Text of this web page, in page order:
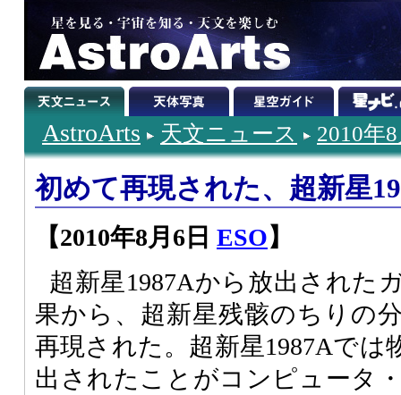
AstroArts 天文ニュース 2010年
初めて再現された、超新星
【2010年8月6日 ESO】
超新星1987Aから放出された
果から、超新星残骸のちりの
再現された。超新星1987Aでは
出されたことがコンピュータ